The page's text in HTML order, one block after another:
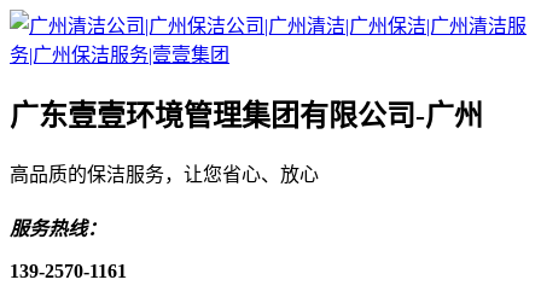
广东壹壹环境管理集团有限公司-广州
高品质的保洁服务，让您省心、放心
服务热线：
139-2570-1161